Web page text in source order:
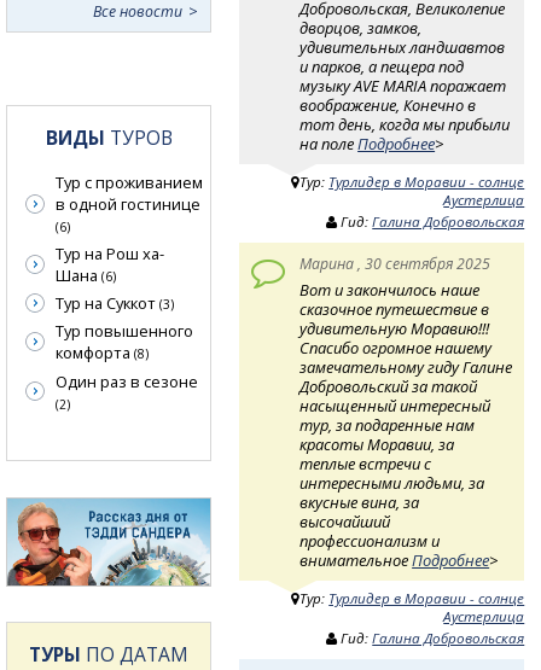
Добровольская, Великолепие
дворцов, замков,
удивительных ландшавтов
и парков, а пещера под
музыку AVE MARIA поражает
воображение, Конечно в
тот день, когда мы прибыли
на полеПодробнее>
Тур: Турлидер в Моравии - солнце
Аустерлица
Гид:Галина Добровольская
Марина , 30 сентября 2025
Вот и закончилось наше
сказочное путешествие в
удивительную Моравию!!!
Спасибо огромное нашему
замечательному гиду Галине
Добровольский за такой
насыщенный интересный
тур, за подаренные нам
красоты Моравии, за
теплые встречи с
интересными людьми, за
вкусные вина, за
высочайший
профессионализм и
внимательноеПодробнее>
Тур: Турлидер в Моравии - солнце
Аустерлица
Гид:Галина Добровольская
Все новости
ВИДЫ ТУРОВ
Тур с проживанием
в одной гостинице
(6)
Тур на Рош ха-
Шана (6)
Тур на Суккот (3)
Тур повышенного
комфорта (8)
Один раз в сезоне
(2)
ТУРЫ ПО ДАТАМ